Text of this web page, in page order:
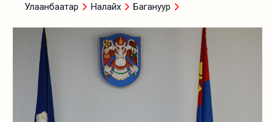
Улаанбаатар Налайх Багануур